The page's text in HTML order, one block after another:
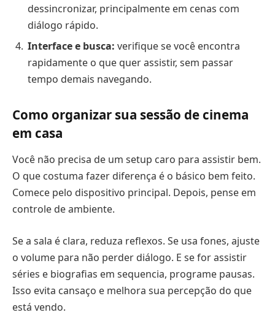
dessincronizar, principalmente em cenas com
diálogo rápido.
Interface e busca: verifique se você encontra
rapidamente o que quer assistir, sem passar
tempo demais navegando.
Como organizar sua sessão de cinema
em casa
Você não precisa de um setup caro para assistir bem.
O que costuma fazer diferença é o básico bem feito.
Comece pelo dispositivo principal. Depois, pense em
controle de ambiente.
Se a sala é clara, reduza reflexos. Se usa fones, ajuste
o volume para não perder diálogo. E se for assistir
séries e biografias em sequencia, programe pausas.
Isso evita cansaço e melhora sua percepção do que
está vendo.